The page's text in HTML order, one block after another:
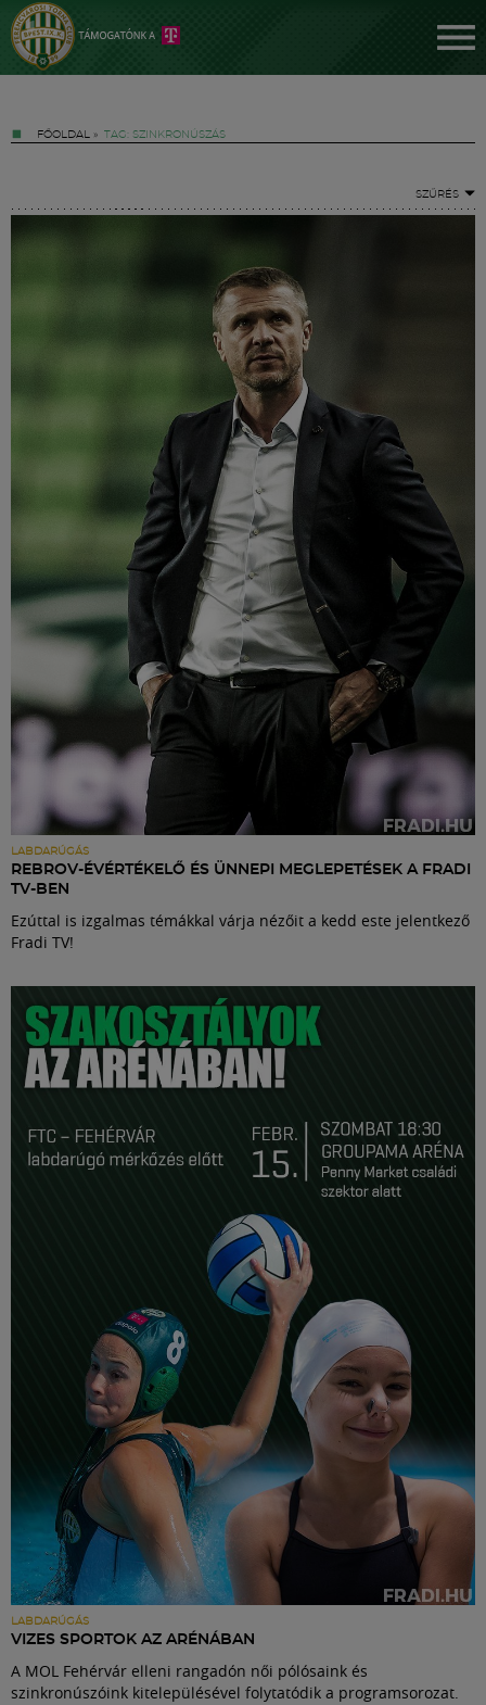
FŐOLDAL » TAG: SZINKRONÚSZÁS
SZŰRÉS
LABDARÚGÁS
REBROV-ÉVÉRTÉKELŐ ÉS ÜNNEPI MEGLEPETÉSEK A FRADI
TV-BEN
Ezúttal is izgalmas témákkal várja nézőit a kedd este jelentkező
Fradi TV!
LABDARÚGÁS
VIZES SPORTOK AZ ARÉNÁBAN
A MOL Fehérvár elleni rangadón női pólósaink és
szinkronúszóink kitelepülésével folytatódik a programsorozat.
Jegyek
FM YouTube +
Labdarúgás
Szakosztályok
Meccscenter
Klub
Szolgáltatások
Shop
English